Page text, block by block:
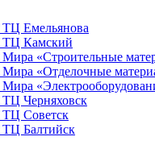
ТЦ Емельянова
ТЦ Камский
Мира «Строительные
Мира «Отделочные
Мира
ТЦ Черняховск
ТЦ Советск
ТЦ Балтийск